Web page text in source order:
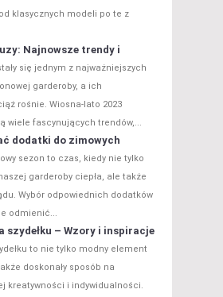
klasycznych modeli po te z
Najnowsze trendy i
się jednym z najważniejszych
garderoby, a ich
rośnie. Wiosna-lato 2023
wiele fascynujących trendów,...
dodatki do zimowych
sezon to czas, kiedy nie tylko
garderoby ciepła, ale także
Wybór odpowiednich dodatków
odmienić...
szydełku – Wzory i inspiracje
to nie tylko modny element
doskonały sposób na
kreatywności i indywidualności.